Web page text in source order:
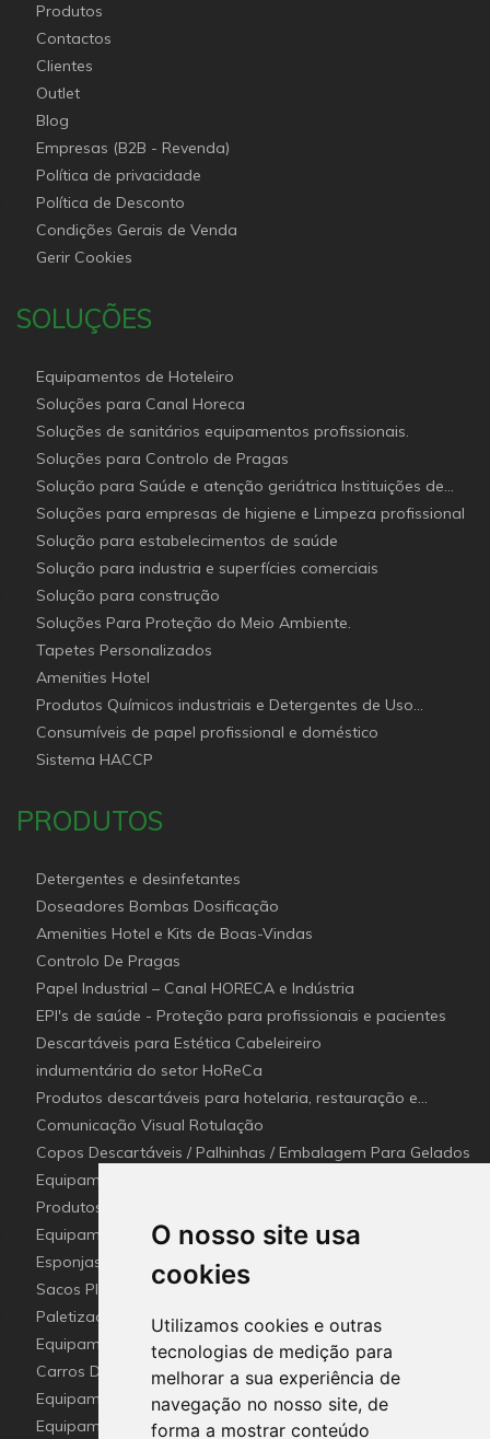
O nosso site usa
cookies
Utilizamos cookies e outras
tecnologias de medição para
melhorar a sua experiência de
navegação no nosso site, de
forma a mostrar conteúdo
Produtos
Contactos
Clientes
Outlet
Blog
Empresas (B2B - Revenda)
Política de privacidade
Política de Desconto
Condições Gerais de Venda
Gerir Cookies
SOLUÇÕES
Equipamentos de Hoteleiro
Soluções para Canal Horeca
Soluções de sanitários equipamentos profissionais.
Soluções para Controlo de Pragas
Solução para Saúde e atenção geriátrica Instituições de
Apoio Social
Soluções para empresas de higiene e Limpeza profissional
Solução para estabelecimentos de saúde
Solução para industria e superfícies comerciais
Solução para construção
Soluções Para Proteção do Meio Ambiente.
Tapetes Personalizados
Amenities Hotel
Produtos Químicos industriais e Detergentes de Uso
Profissional e doméstico
Consumíveis de papel profissional e doméstico
Sistema HACCP
PRODUTOS
Detergentes e desinfetantes
Doseadores Bombas Dosificação
Amenities Hotel e Kits de Boas-Vindas
Controlo De Pragas
Papel Industrial – Canal HORECA e Indústria
EPI's de saúde - Proteção para profissionais e pacientes
Descartáveis para Estética Cabeleireiro
indumentária do setor HoReCa
Produtos descartáveis para hotelaria, restauração e
catering (Canal Horeca)
Comunicação Visual Rotulação
Copos Descartáveis / Palhinhas / Embalagem Para Gelados
Equipamentos para Setor - Hotelaria e Restauração
(Horeca)
Produtos e utensílios Detetaveis para a Indústria Alimentar
Equipamentos e Utensílios de Limpeza
Esponjas esfregões inox e Fibras (Disco de limpeza)
industriais
Sacos Plástico e Mangas de lavandaria Industrial
Paletização e embalagem industrial
Equipamento De Hotel HO.RE.CA
Carros De Apoio & Baldes De Limpeza
Equipamentos Sanitários Para locais Públicos.
Equipamentos para recolha selectiva de resíduos